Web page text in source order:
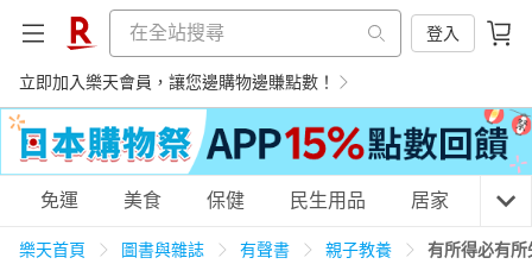
登入
立即加入樂天會員，讓您邊購物邊賺點數！
購物網分類
免運 美食 保健 民生用品 居家 3C
樂天首頁 圖書與雜誌 有聲書 親子教養 有所得必有